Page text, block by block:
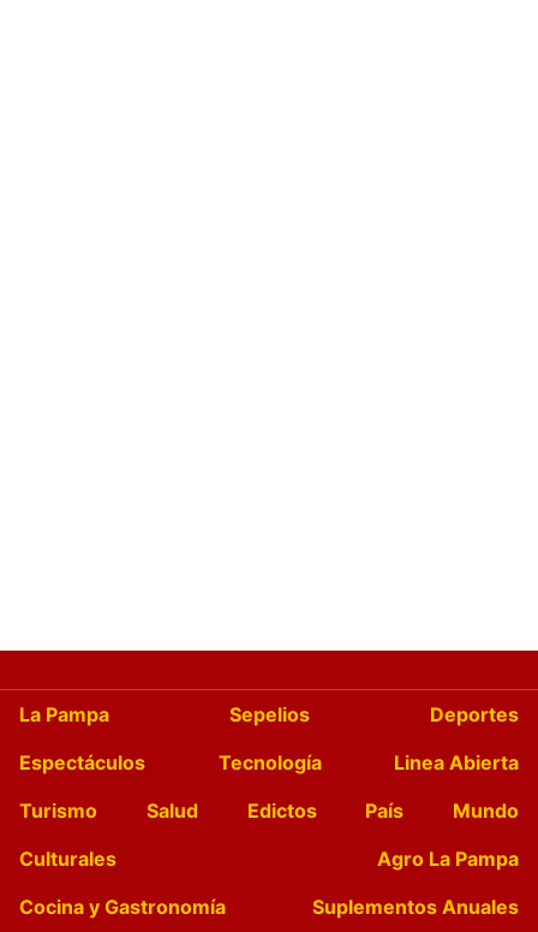
La Pampa Sepelios
Deportes
Espectáculos
Tecnología
Linea Abierta
Turismo
Salud Edictos País
Mundo
Culturales
Agro La Pampa
Cocina y Gastronomía
Suplementos Anuales